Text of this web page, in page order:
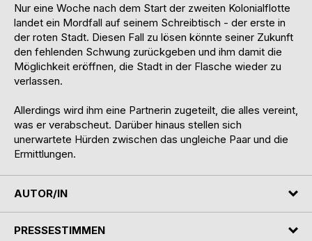
Nur eine Woche nach dem Start der zweiten Kolonialflotte
landet ein Mordfall auf seinem Schreibtisch - der erste in
der roten Stadt. Diesen Fall zu lösen könnte seiner Zukunft
den fehlenden Schwung zurückgeben und ihm damit die
Möglichkeit eröffnen, die Stadt in der Flasche wieder zu
verlassen.
Allerdings wird ihm eine Partnerin zugeteilt, die alles vereint,
was er verabscheut. Darüber hinaus stellen sich
unerwartete Hürden zwischen das ungleiche Paar und die
Ermittlungen.
AUTOR/IN
PRESSESTIMMEN